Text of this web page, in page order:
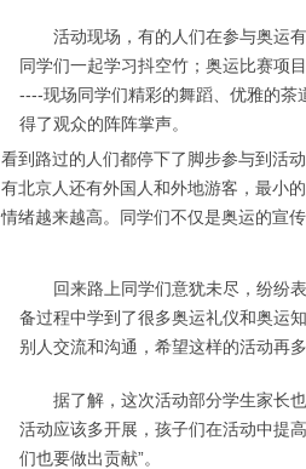
活动现场，有的人们在参与奥运有
同学们一起学习抖空竹；奥运比赛项
----现场同学们精彩的舞蹈、优雅的茶
得了观众的阵阵掌声。
看到路过的人们都停下了脚步参与到活
有北京人还有外国人和外地游客，最小
情绪越来越高。同学们不仅是奥运的宣
回来路上同学们意犹未尽，纷纷表
备过程中学到了很多奥运礼仪和奥运
别人交流和沟通，希望这样的活动再多
据了解，这次活动部分学生家长也
活动应该多开展，孩子们在活动中提
们也要做出贡献”。